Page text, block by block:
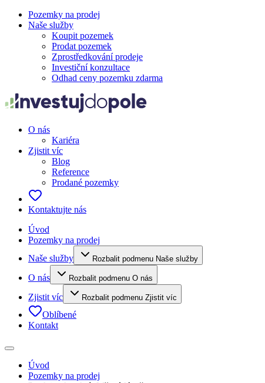
Pozemky na prodej
Naše služby
Koupit pozemek
Prodat pozemek
Zprostředkování prodeje
Investiční konzultace
Odhad ceny pozemku zdarma
O nás
Kariéra
Zjistit víc
Blog
Reference
Prodané pozemky
Kontaktujte nás
Úvod
Pozemky na prodej
Naše služby
Rozbalit podmenu Naše služby
O nás Rozbalit podmenu O nás
Zjistit víc Rozbalit podmenu Zjistit víc
Oblíbené
Kontakt
Úvod
Pozemky na prodej